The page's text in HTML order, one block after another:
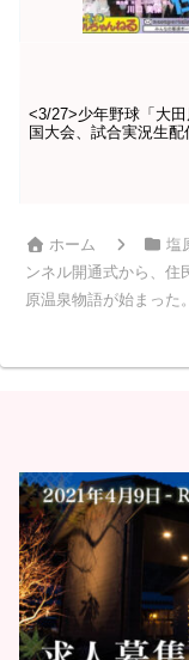
<3/27>少年野球「大
国大会、試合実況生配
ホーム 塩
ンネル開通式から、
原温泉物語が始まった。